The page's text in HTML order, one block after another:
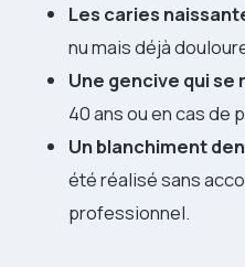
Les caries
nu mais déjà
Une gencive qui
40 ans ou en cas de
Un blanchiment
été réalisé sans
professionnel.